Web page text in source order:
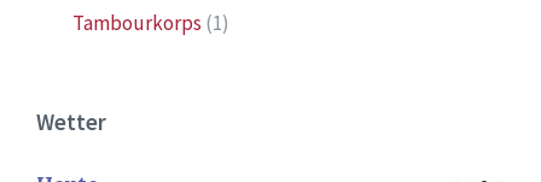
Tambourkorps (1)
Wetter